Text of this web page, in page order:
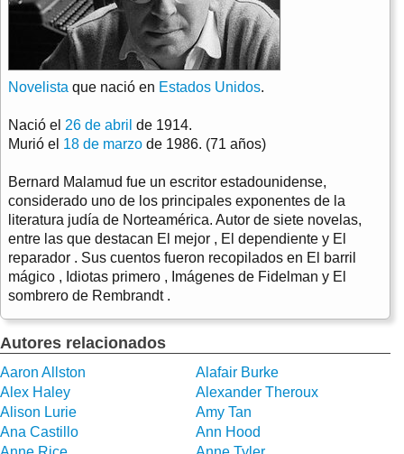
Novelista que nació en Estados Unidos.
Nació el 26 de abril de 1914.
Murió el 18 de marzo de 1986. (71 años)
Bernard Malamud fue un escritor estadounidense,
considerado uno de los principales exponentes de la
literatura judía de Norteamérica. Autor de siete novelas,
entre las que destacan El mejor , El dependiente y El
reparador . Sus cuentos fueron recopilados en El barril
mágico , Idiotas primero , Imágenes de Fidelman y El
sombrero de Rembrandt .
Autores relacionados
Aaron Allston
Alafair Burke
Alex Haley
Alexander Theroux
Alison Lurie
Amy Tan
Ana Castillo
Ann Hood